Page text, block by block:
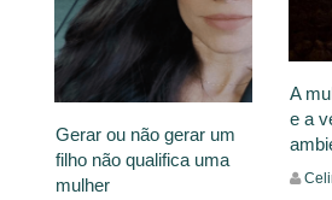
Gerar ou não gerar um
filho não qualifica uma
mulher
A
e a